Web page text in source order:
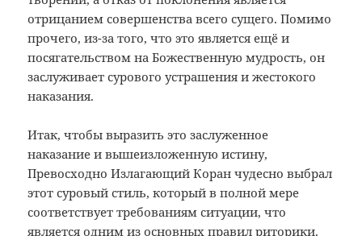
отрицанием совершенства всего сущего. Помимо
прочего, из-за того, что это является ещё и
посягательством на Божественную мудрость, он
заслуживает сурового устрашения и жестокого
наказания.
Итак, чтобы выразить это заслуженное
наказание и вышеизложенную истину,
Превосходно Излагающий Коран чудесно выбрал
этот суровый стиль, который в полной мере
соответствует требованиям ситуации, что
является одним из основных правил риторики.